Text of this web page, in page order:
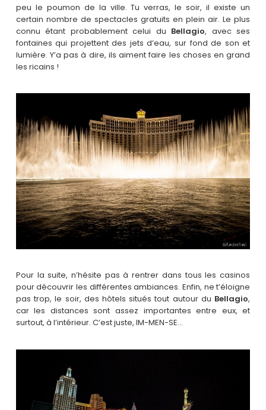
peu le poumon de la ville. Tu verras, le soir, il existe un
certain nombre de spectacles gratuits en plein air. Le plus
connu étant probablement celui du Bellagio, avec ses
fontaines qui projettent des jets d’eau, sur fond de son et
lumière. Y’a pas à dire, ils aiment faire les choses en grand
les ricains !
Pour la suite, n’hésite pas à rentrer dans tous les casinos
pour découvrir les différentes ambiances. Enfin, ne t’éloigne
pas trop, le soir, des hôtels situés tout autour du Bellagio,
car les distances sont assez importantes entre eux, et
surtout, à l’intérieur. C’est juste, IM-MEN-SE…